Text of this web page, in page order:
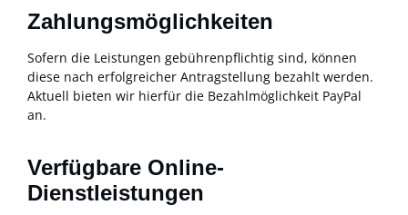
Zahlungsmöglichkeiten
Sofern die Leistungen gebührenpflichtig sind, können
diese nach erfolgreicher Antragstellung bezahlt werden.
Aktuell bieten wir hierfür die Bezahlmöglichkeit PayPal
an.
Verfügbare Online-
Dienstleistungen